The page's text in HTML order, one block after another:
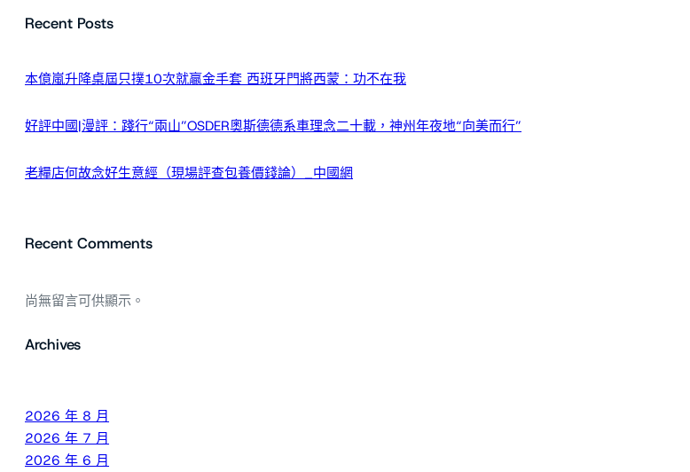
Recent Posts
本億嵐升降桌屆只撲10次就贏金手套 西班牙門將西蒙：功不在我
好評中國|漫評：踐行“兩山”OSDER奧斯德德系車理念二十載，神州年夜地“向美而行”
老糧店何故念好生意經（現場評查包養價錢論）_中國網
Recent Comments
尚無留言可供顯示。
Archives
2026 年 8 月
2026 年 7 月
2026 年 6 月